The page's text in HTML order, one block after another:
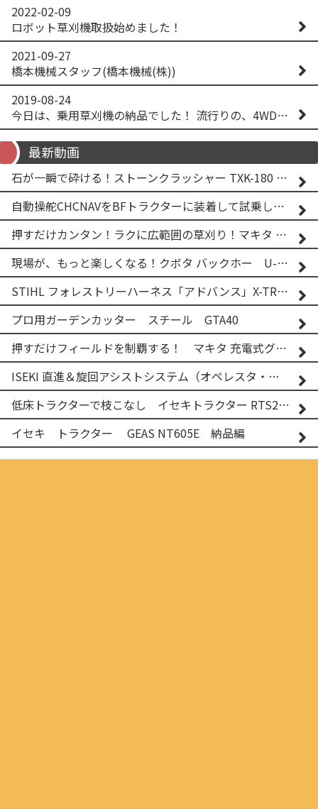
2022-02-09
ロボット草刈機取扱始めました！
2021-09-27
橋本機械スタッフ(橋本機械(株))
2019-08-24
今日は、乗用草刈機の納品でした！ 流行りの、4WD！ #イセキアグリ #オーレック #四駆 #増税間近
最新動画
石が一瞬で砕ける！ストーンクラッシャー TXK-180 実演
自動操舵CHCNAVをBFトラクターに装着して試乗してみた！！ CHCNAV NX610
押すだけカンタン！ラクに広範囲の草刈り！マキタ バッテリー式草刈り機 MUG001G 2
現場が、もっと楽しくなる！クボタ バックホー U-25-3A
STIHL フォレストリーハーネス「アドバンス」X-TREEm
プロ用ガーデンカッター スチール GTA40
押すだけフィールドを制覇する！ マキタ 充電式グランドトリマー MUG001G
ISEKI 直進＆旋回アシストシステム（オペレスタ・ターン）搭載 イセキ 乗用田植機 PRJ8D-ZJL
低床トラクターで枝こなし イセキトラクター RTS205NS & フレールモア FNC1202F
イセキ トラクター GEAS NT605E 納品編